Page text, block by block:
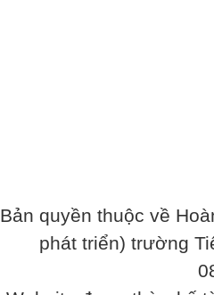
Bản quyền thuộc về
phát triển) trường